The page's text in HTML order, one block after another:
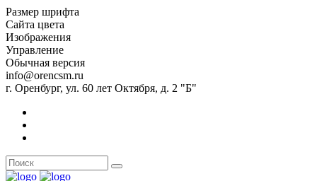
Размер шрифта
Сайта цвета
Изображения
Управление
Обычная версия
info@orencsm.ru
г. Оренбург, ул. 60 лет Октября, д. 2 "Б"